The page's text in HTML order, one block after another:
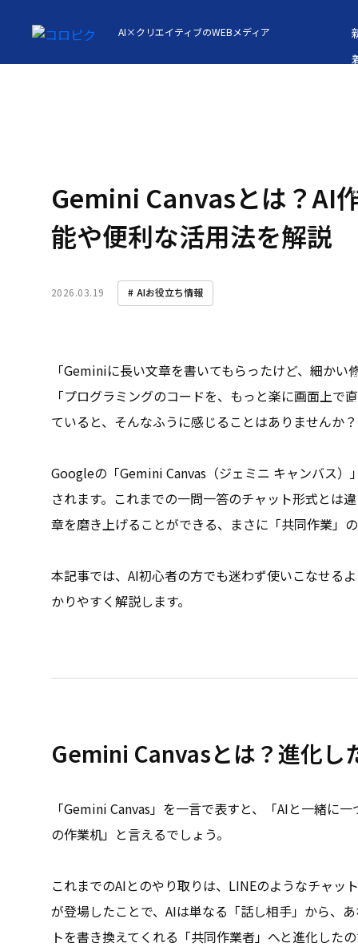
AI×クリエイティブのWEBメディア
Gemini Canvasとは？AI
能や便利な活用法を解説
2026.03.19 AIお役立ち情報
「Geminiに長い文章を書いてもらったけど、細か
「プログラミングのコードを、もっと楽に画面上で
ていると、そんなふうに感じることはありませんか？
Googleの「Gemini Canvas（ジェミニ キャンバス）
されます。これまでの一問一答のチャット形式とは
章を磨き上げることができる、まさに「共同作業」
本記事では、AI初心者の方でも迷わず使いこなせる
かりやすく解説します。
Gemini Canvasとは？進化し
「Gemini Canvas」を一言で表すと、「AIと一緒に
の作業机」と言えるでしょう。
これまでのAIとのやり取りは、LINEのようなチャッ
が登場したことで、AIは単なる「話し相手」から、
トを書き換えてくれる「共同作業者」へと進化した